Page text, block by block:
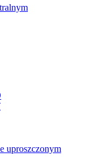
uproszczonym